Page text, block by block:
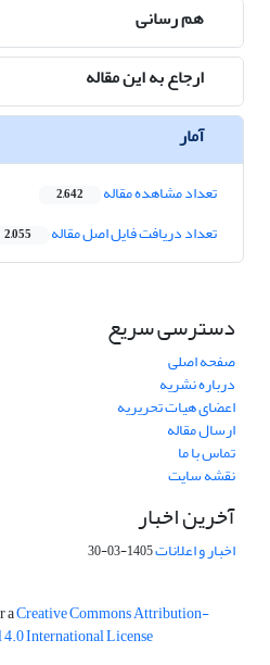
هم رسانی
ارجاع به این مقاله
آمار
تعداد مشاهده مقاله 2,642
تعداد دریافت فایل اصل مقاله 2,055
دسترسی سریع
صفحه اصلی
درباره نشریه
اعضای هیات تحریریه
ارسال مقاله
تماس با ما
نقشه سایت
آخرین اخبار
اخبار و اعلانات1405-03-30
aCreative Commons Attribution-
International License